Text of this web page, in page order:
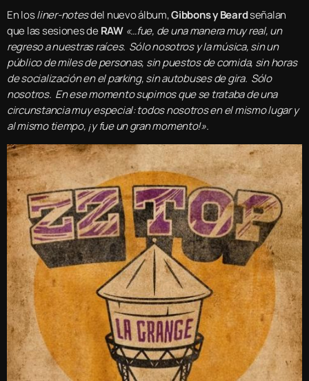
En losliner-notesdel nuevo álbum,Gibbons y Beardseñalan
que las sesiones de RAW «…fue, de una manera muy real, un
regreso a nuestras raíces. Sólo nosotros y la música, sin un
público de miles de personas, sin puestos de comida, sin horas
de socialización en el parking, sin autobuses de gira. Sólo
nosotros. En ese momento supimos que se trataba de una
circunstancia muy especial: todos nosotros en el mismo lugar y
al mismo tiempo, ¡y fue un gran momento!».